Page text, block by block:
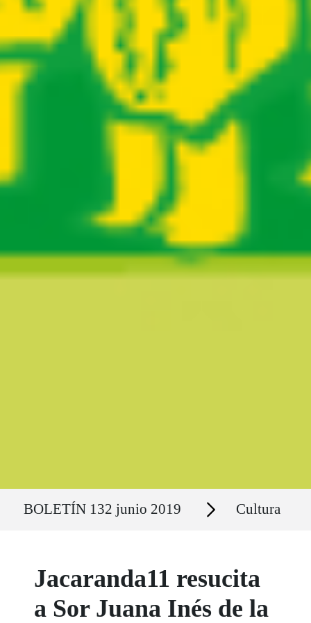
BOLETÍN 132 junio 2019 Secciones Cultura
Jacaranda11 resucita
a Sor Juana Inés de la